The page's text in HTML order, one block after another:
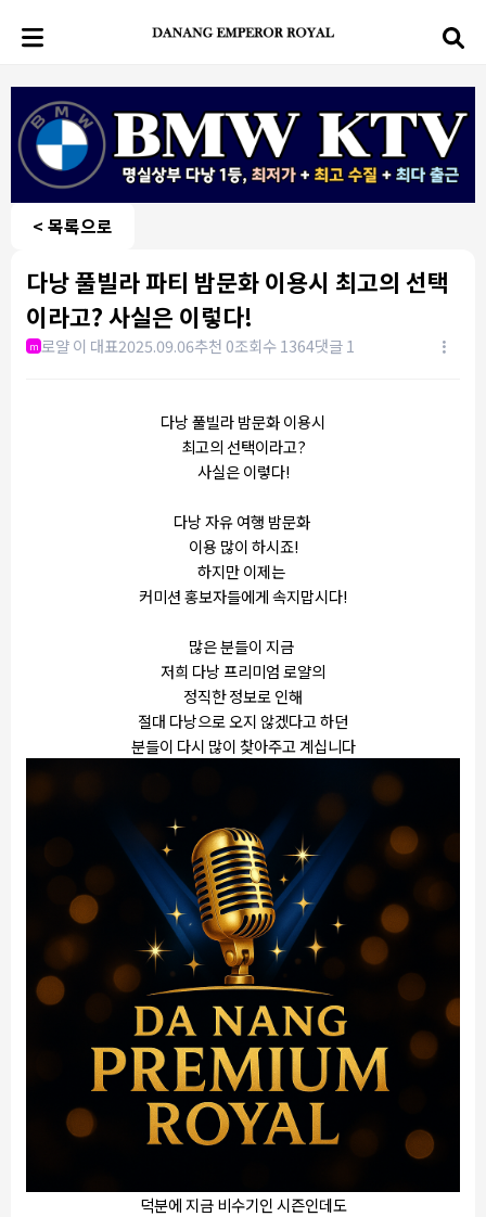
< 목록으로
다낭 풀빌라 파티 밤문화 이용시 최고의 선택
이라고? 사실은 이렇다!
m 로얄 이 대표2025.09.06추천 0조회수 1364댓글 1
다낭 풀빌라 밤문화 이용시
최고의 선택이라고?
사실은 이렇다!
다낭 자유 여행 밤문화
이용 많이 하시죠!
하지만 이제는
커미션 홍보자들에게 속지맙시다!
많은 분들이 지금
저희 다낭 프리미엄 로얄의
정직한 정보로 인해
절대 다낭으로 오지 않겠다고 하던
분들이 다시 많이 찾아주고 계십니다
덕분에 지금 비수기인 시즌인데도